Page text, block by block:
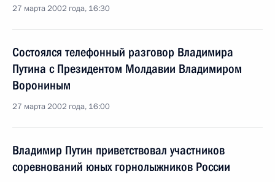
27 марта 2002 года, 16:30
Состоялся телефонный разговор Владимира
Путина с Президентом Молдавии Владимиром
Ворониным
27 марта 2002 года, 16:00
Владимир Путин приветствовал участников
соревнований юных горнолыжников России